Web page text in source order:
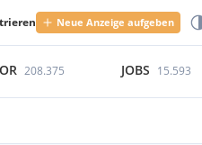
Neue Anzeige aufgeben
208.375 JOBS 15.593